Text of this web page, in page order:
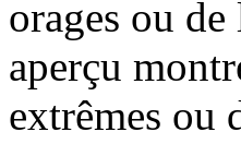
orages ou
aperçu
extrêmes ou